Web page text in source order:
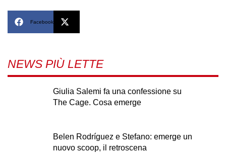
Facebook
NEWS PIÙ LETTE
Giulia Salemi fa una confessione su
The Cage. Cosa emerge
Belen Rodríguez e Stefano: emerge un
nuovo scoop, il retroscena